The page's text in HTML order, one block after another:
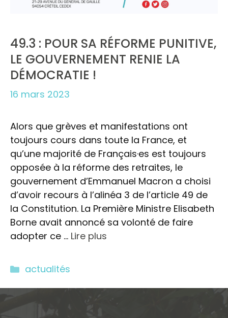
49.3 : POUR SA RÉFORME PUNITIVE,
LE GOUVERNEMENT RENIE LA
DÉMOCRATIE !
16 mars 2023
Alors que grèves et manifestations ont
toujours cours dans toute la France, et
qu’une majorité de Français·es est toujours
opposée à la réforme des retraites, le
gouvernement d’Emmanuel Macron a choisi
d’avoir recours à l’alinéa 3 de l’article 49 de
la Constitution. La Première Ministre Elisabeth
Borne avait annoncé sa volonté de faire
adopter ce … Lire plus
Catégories
actualités